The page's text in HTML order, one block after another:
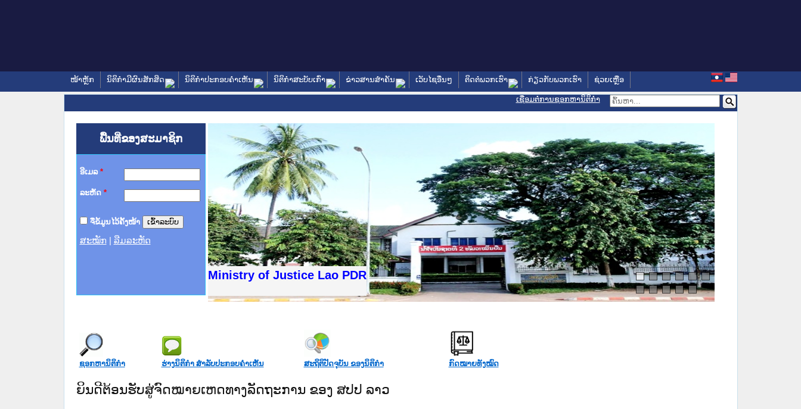
ໜ້າຫຼັກ ນິຕິກໍາມີຜົນສັກສິດ ນິຕິກໍາປະກອບຄໍາເຫັນ ນິຕິກໍາສະບັບເກົ່າ ຂ່າວສານສໍາຄັນ ເວັບໄຊອື່ນໆ ຕິດຕໍ່ພວກເຮົາ ກ່ຽວກັບພວກເຮົາ ຊ່ວຍເຫຼືອ
ເຊື່ອມຕໍ່ການຊອກຫານິຕິກຳ
ພື້ນທີ່ຂອງສະມາຊິກ
ອີເມລ *
ລະຫັດ *
ຈື່ຂໍ້ມູນໄວ້ຄັ້ງໜ້າ
ສະໝັກ ລືມລະຫັດ
Ministry of Justice Lao PDR
ານສະພາປະຊາຊົນ ພາກເໜືອ
ທາງລັດຖະການ
ສຳລັບ ພາກກາງ
ສຳລັບ ພາກໃຕ້
ວິທະຍາຄານຕຳຫຼວດປະຊາຊົນ
ວິທະຍາຄານສັນຕິບານປະຊາຊົນ
ຂັ້ນແຂວງພາກເໜືອ
ານສະພາປະຊາຊົນ ພາກກາງ
ຊອກຫານິຕິກໍາ ຮ່າງນິຕິກໍາ ສໍາລັບປະກອບຄໍາເຫັນ ສະຖິຕິປັດຈຸບັນ ຂອງນິຕິກໍາ ກົດໝາຍທັງໝົດ
ຍິນດີຕ້ອນຮັບສູ່ຈົດໝາຍເຫດທາງລັດຖະການ ຂອງ ສປປ ລາວ